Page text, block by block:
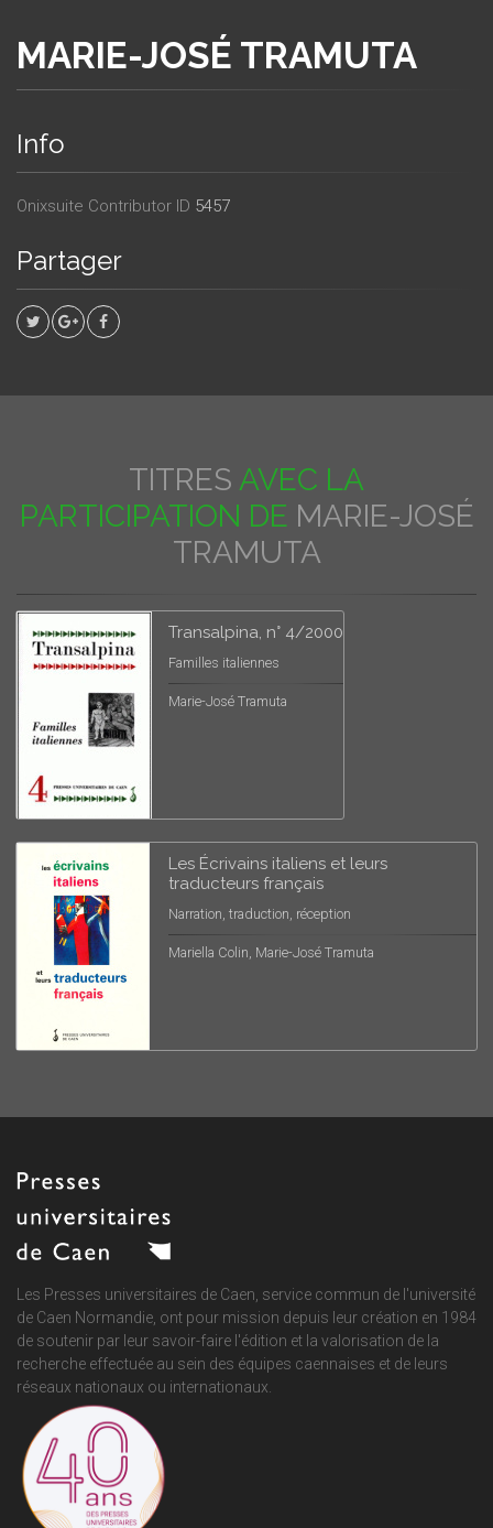
MARIE-JOSÉ TRAMUTA
Info
Onixsuite Contributor ID 5457
Partager
TITRES AVEC LA
PARTICIPATION DE MARIE-JOSÉ
TRAMUTA
Transalpina, n° 4/2000
Familles italiennes
Marie-José Tramuta
Les Écrivains italiens et leurs
traducteurs français
Narration, traduction, réception
Mariella Colin, Marie-José Tramuta
Les Presses universitaires de Caen, service commun de l'université
de Caen Normandie, ont pour mission depuis leur création en 1984
de soutenir par leur savoir-faire l'édition et la valorisation de la
recherche effectuée au sein des équipes caennaises et de leurs
réseaux nationaux ou internationaux.